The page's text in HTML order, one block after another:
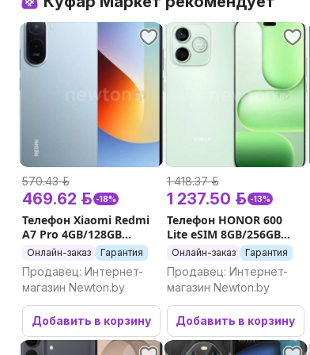
570.43 р.
469.62 р. -18%
Телефон Xiaomi Redmi
A7 Pro 4GB/128GB
международная версия
Онлайн-заказ Гарантия
Продавец: Интернет-
магазин Newton.by
Добавить в корзину
1 418.37 р.
1 237.50 р. -13%
Телефон HONOR 600
Lite eSIM 8GB/256GB
международная версия
Онлайн-заказ Гарантия
Продавец: Интернет-
магазин Newton.by
Добавить в корзину